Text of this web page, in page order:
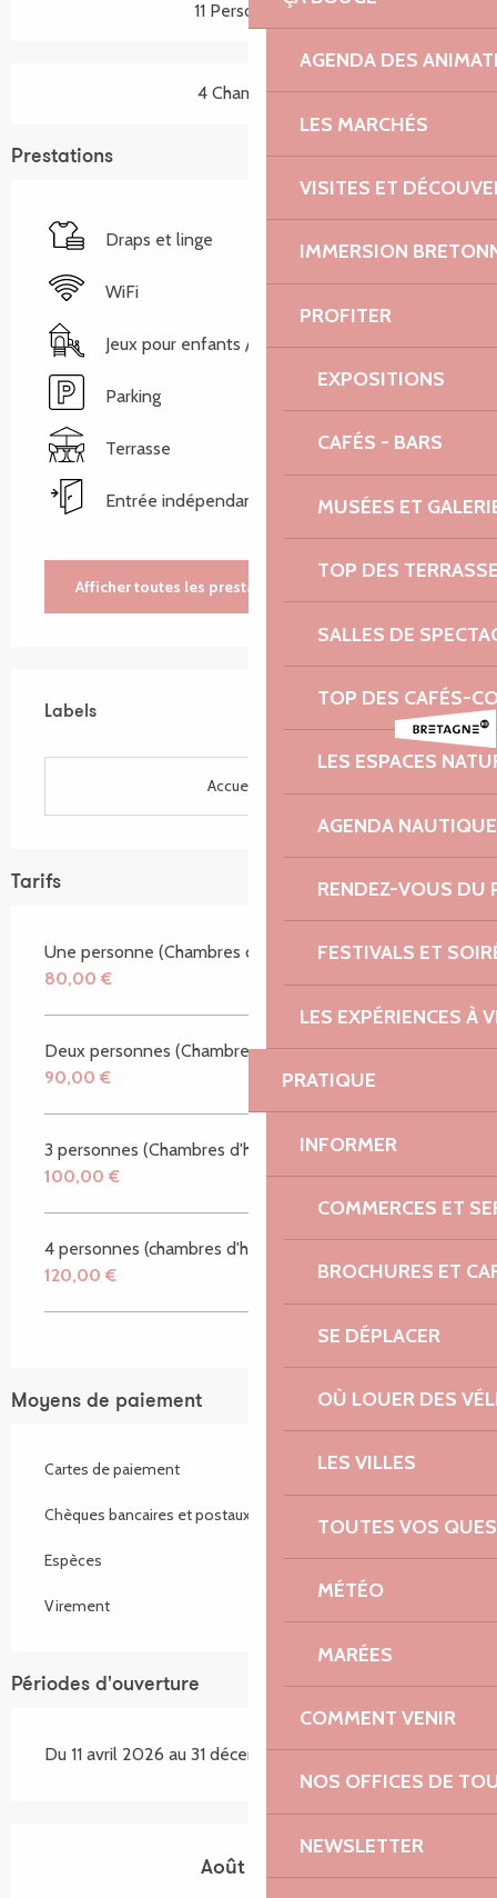
AGENDA DES
LES MARCHÉS
VISITES ET
IMMERSION
PROFITER
EXPOSITIONS
CAFÉS - BARS
MUSÉES ET
TOP DES
SALLES DE
TOP DES CAFÉS-
LES ESPACES
AGENDA NAUTIQUE
RENDEZ-VOUS DU
FESTIVALS ET
LES EXPÉRIENCES À
PRATIQUE
INFORMER
COMMERCES ET
BROCHURES ET
SE DÉPLACER
OÙ LOUER DES
LES VILLES
TOUTES VOS
MÉTÉO
MARÉES
COMMENT VENIR
NOS OFFICES DE
NEWSLETTER
11 Personne(s)
4 Chambre(s)
Prestations
Draps et linge
WiFi
Jeux pour enfants / Espace jeux
Parking
Terrasse
Entrée indépendante
Afficher toutes les prestations
Labels
Labels
Accueil Vélo
Tarifs
Une personne (Chambres d'hôtes)
80,00 €
Deux personnes (Chambres d'hôtes)
90,00 €
3 personnes (Chambres d'hôtes)
100,00 €
4 personnes (chambres d'hôtes)
120,00 €
Moyens de paiement
Cartes de paiement
Chèques bancaires et postaux
Espèces
Virement
Périodes d'ouverture
Du 11 avril 2026 au 31 décembre 2026
Août 2026